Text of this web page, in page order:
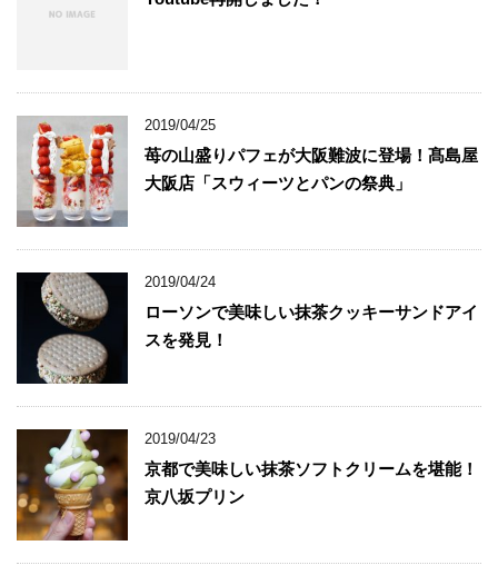
2019/04/25
苺の山盛りパフェが大阪難波に登場！髙島屋
大阪店「スウィーツとパンの祭典」
2019/04/24
ローソンで美味しい抹茶クッキーサンドアイ
スを発見！
2019/04/23
京都で美味しい抹茶ソフトクリームを堪能！
京八坂プリン